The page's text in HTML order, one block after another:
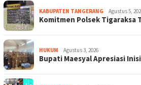
KABUPATEN TANGERANG Agustus 5,
Komitmen Polsek Tigaraksa
HUKUM Agustus 3, 2026
Bupati Maesyal Apresiasi